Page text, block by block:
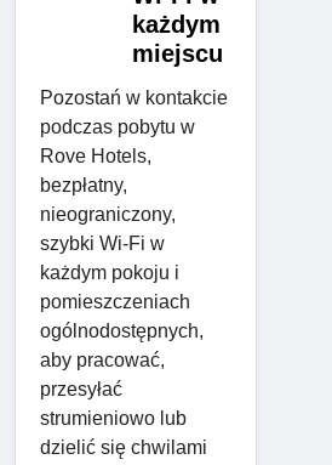
każdym
miejscu
Pozostań w kontakcie
podczas pobytu w
Rove Hotels,
bezpłatny,
nieograniczony,
szybki Wi-Fi w
każdym pokoju i
pomieszczeniach
ogólnodostępnych,
aby pracować,
przesyłać
strumieniowo lub
dzielić się chwilami